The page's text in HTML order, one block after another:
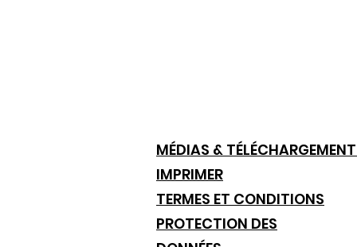
IMPRIMER
TERMES ET CONDITIONS
PROTECTION DES
MÉDIAS &